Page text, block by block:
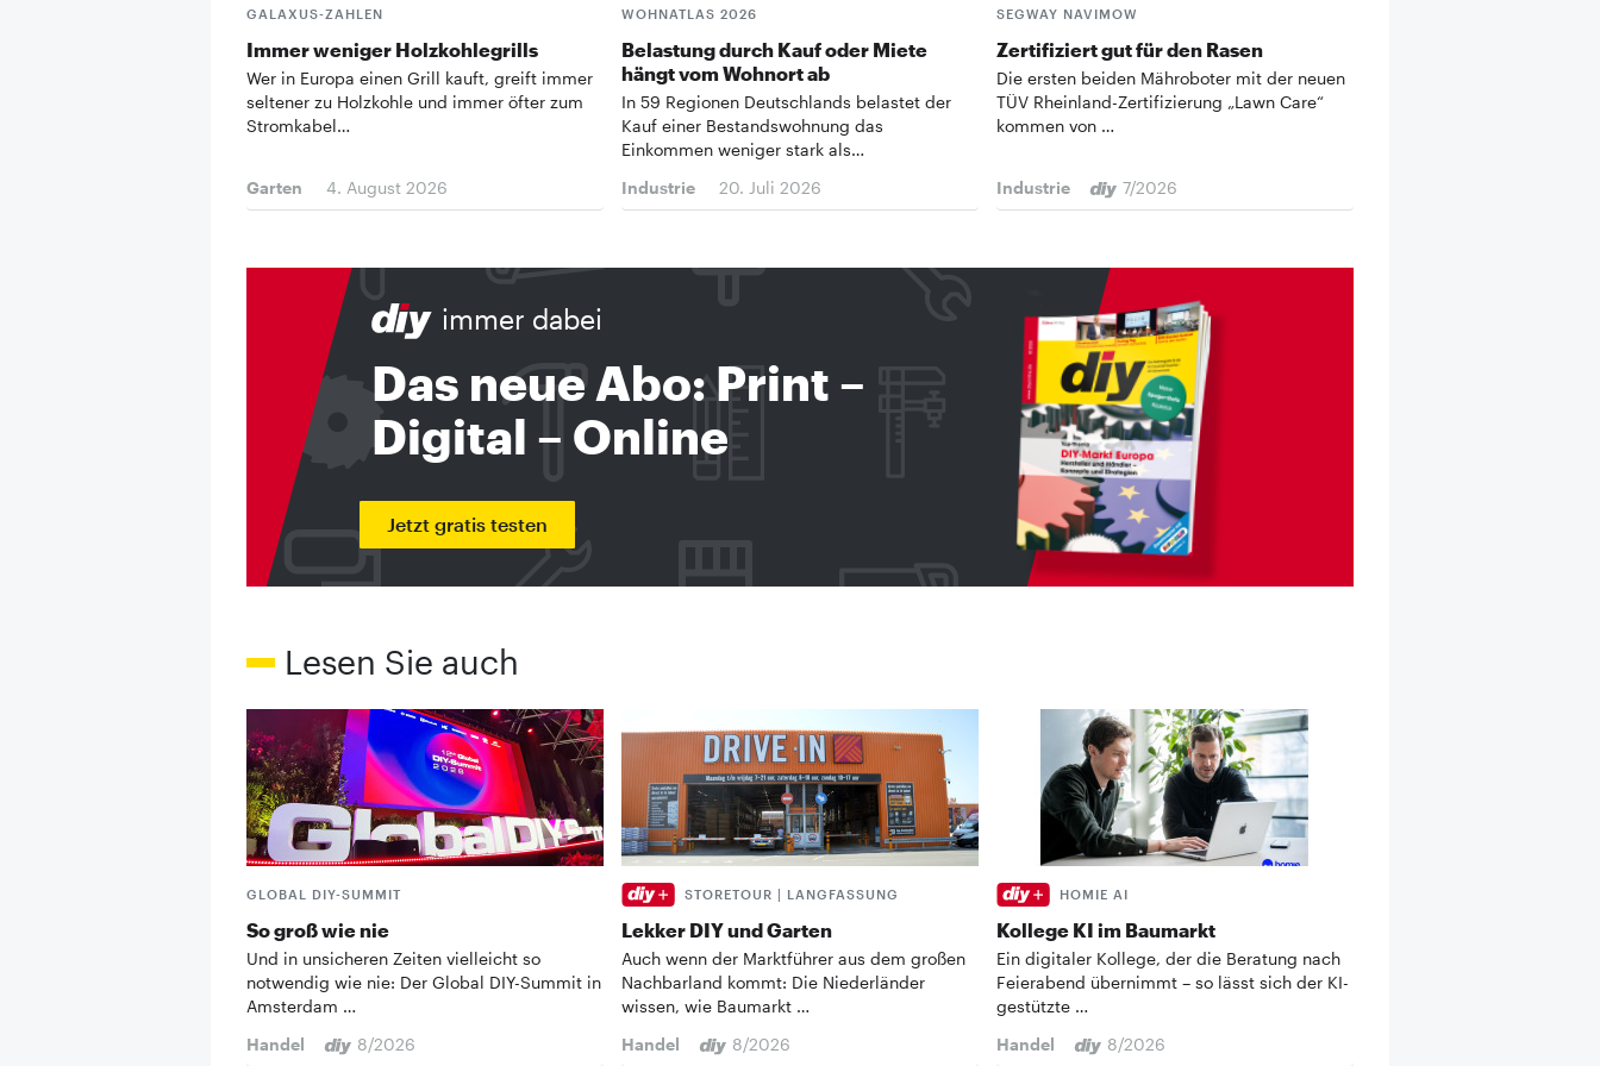
GALAXUS-ZAHLEN
Immer weniger Holzkohlegrills
Wer in Europa einen Grill kauft, greift immer
seltener zu Holzkohle und immer öfter zum
Stromkabel…
Garten 4. August 2026
WOHNATLAS 2026
Belastung durch Kauf oder Miete
hängt vom Wohnort ab
In 59 Regionen Deutschlands belastet der
Kauf einer Bestandswohnung das
Einkommen weniger stark als…
Industrie
20. Juli 2026
SEGWAY NAVIMOW
Zertifiziert gut für den Rasen
Die ersten beiden Mähroboter mit der neuen
TÜV Rheinland-Zertifizierung „Lawn Care“
kommen von …
Industrie 7/2026
immer dabei
Das neue Abo: Print –
Digital – Online
Jetzt gratis testen
Lesen Sie auch
GLOBAL DIY-SUMMIT
So groß wie nie
Und in unsicheren Zeiten vielleicht so
notwendig wie nie: Der Global DIY-Summit in
Amsterdam …
Handel
8/2026
STORETOUR | LANGFASSUNG
Lekker DIY und Garten
Auch wenn der Marktführer aus dem großen
Nachbarland kommt: Die Niederländer
wissen, wie Baumarkt …
Handel
8/2026
HOMIE AI
Kollege KI im Baumarkt
Ein digitaler Kollege, der die Beratung nach
Feierabend übernimmt – so lässt sich der KI-
gestützte …
Handel
8/2026